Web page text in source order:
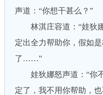
声道：“你想干甚么？”
林淇庄容道：“娃狄娜
定出全力帮助你，假如
了……”
娃狄娜怒声道：“你不
定了，我不用你帮助，